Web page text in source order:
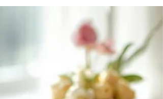
e quer criar impacto visual sem gastar muito,
este guia é para si. Vamos falar de estrutura,
proporção, equilíbrio visual, truques de
elevação, erros comuns e ideias criativas
adaptadas à realidade portuguesa. No final,
terá clareza e confiança para montar uma
mesa de bolo bonita, funcional e memorável
com o que já tem.